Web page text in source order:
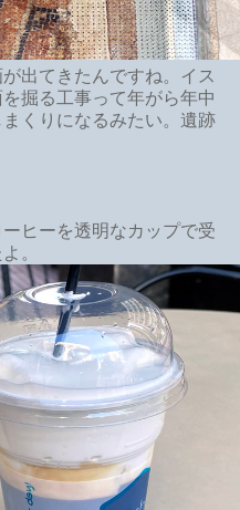
出てきたんですね。イス
掘る工事って年がら年中
くりになるみたい。遺跡
ヒーを透明なカップで受
。